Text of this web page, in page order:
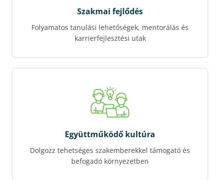
Szakmai fejlődés
Folyamatos tanulási lehetőségek, mentorálás és
karrierfejlesztési utak
Együttműködő kultúra
Dolgozz tehetséges szakemberekkel támogató és
befogadó környezetben